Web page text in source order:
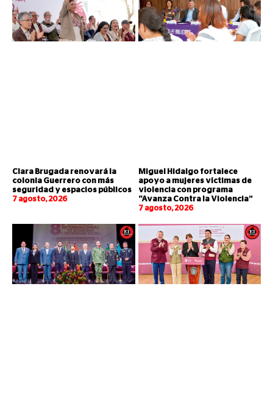
Clara Brugada renovará la
colonia Guerrero con más
seguridad y espacios públicos
7 agosto, 2026
Miguel Hidalgo fortalece
apoyo a mujeres víctimas de
violencia con programa
“Avanza Contra la Violencia”
7 agosto, 2026